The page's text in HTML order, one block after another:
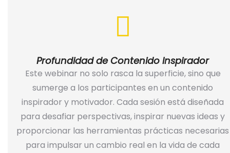
Profundidad de Contenido Inspirador
Este webinar no solo rasca la superficie, sino que
sumerge a los participantes en un contenido
inspirador y motivador. Cada sesión está diseñada
para desafiar perspectivas, inspirar nuevas ideas y
proporcionar las herramientas prácticas necesarias
para impulsar un cambio real en la vida de cada